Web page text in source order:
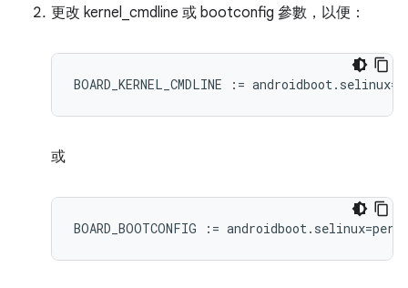
更改 kernel_cmdline 或 bootconfig 參數，以便：
BOARD_KERNEL_CMDLINE :=
或
BOARD_BOOTCONFIG :=